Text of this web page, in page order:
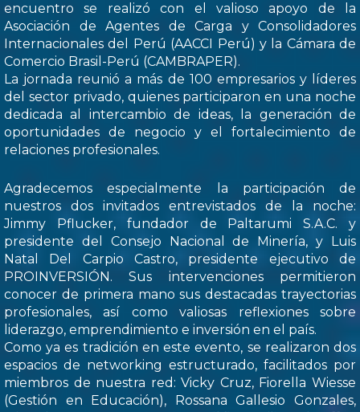
encuentro se realizó con el valioso apoyo de la
Asociación de Agentes de Carga y Consolidadores
Internacionales del Perú (AACCI Perú) y la Cámara de
Comercio Brasil-Perú (CAMBRAPER).
La jornada reunió a más de 100 empresarios y líderes
del sector privado, quienes participaron en una noche
dedicada al intercambio de ideas, la generación de
oportunidades de negocio y el fortalecimiento de
relaciones profesionales.
Agradecemos especialmente la participación de
nuestros dos invitados entrevistados de la noche:
Jimmy Pflucker, fundador de Paltarumi S.A.C. y
presidente del Consejo Nacional de Minería, y Luis
Natal Del Carpio Castro, presidente ejecutivo de
PROINVERSIÓN. Sus intervenciones permitieron
conocer de primera mano sus destacadas trayectorias
profesionales, así como valiosas reflexiones sobre
liderazgo, emprendimiento e inversión en el país.
Como ya es tradición en este evento, se realizaron dos
espacios de networking estructurado, facilitados por
miembros de nuestra red: Vicky Cruz, Fiorella Wiesse
(Gestión en Educación), Rossana Gallesio Gonzales,